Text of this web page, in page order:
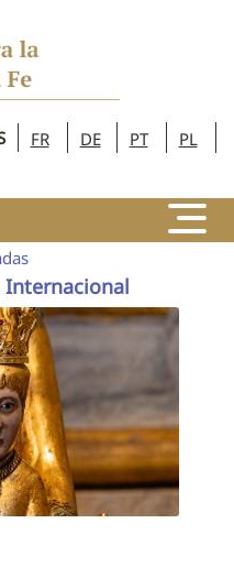
FR DE PT PL
Internacional